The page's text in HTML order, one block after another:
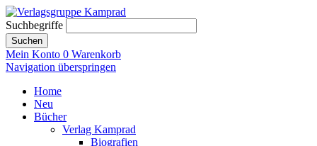
Suchbegriffe
Suchen
Mein Konto 0 Warenkorb
Navigation überspringen
Home
Neu
Bücher
Verlag Kamprad
Biografien